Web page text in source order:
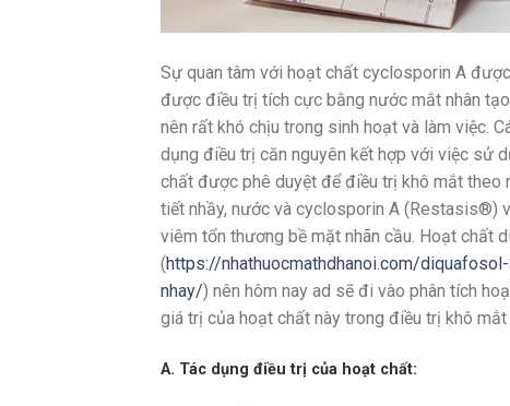
Sự quan tâm với hoạt chất cyclosporin A
được điều trị tích cực bằng nước mắt nhân
nên rất khó chịu trong sinh hoạt và làm việc.
dụng điều trị căn nguyên kết hợp với việc sử
chất được phê duyệt để điều trị khô mắt
tiết nhầy, nước và cyclosporin A (Restasis®)
viêm tổn thương bề mặt nhãn cầu. Hoạt
(https://nhathuocmathdhanoi.com/
nhay/) nên hôm nay ad sẽ đi vào phân tích
giá trị của hoạt chất này trong điều trị khô mắt
A. Tác dụng điều trị của hoạt chất: